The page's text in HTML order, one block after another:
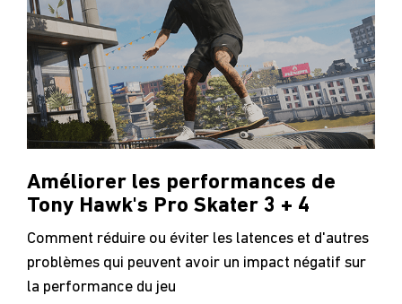
Améliorer les performances de
Tony Hawk's Pro Skater 3 + 4
Comment réduire ou éviter les latences et d'autres
problèmes qui peuvent avoir un impact négatif sur
la performance du jeu